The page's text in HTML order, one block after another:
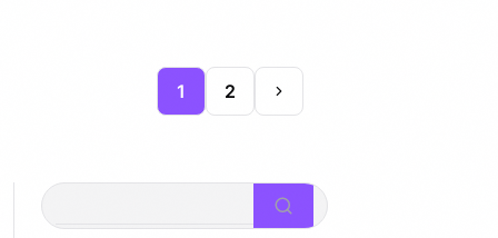
informação em dispositivos digitais. Ao
1 2
Pesquisar